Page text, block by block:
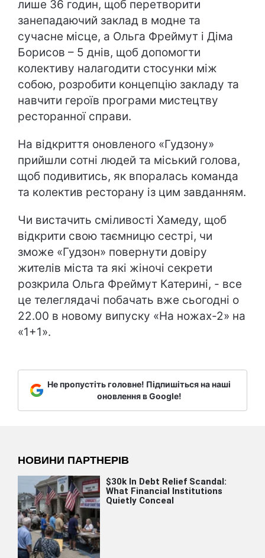
лише 36 годин, щоб перетворити
занепадаючий заклад в модне та
сучасне місце, а Ольга Фреймут і Діма
Борисов – 5 днів, щоб допомогти
колективу налагодити стосунки між
собою, розробити концепцію закладу та
навчити героїв програми мистецтву
ресторанної справи.
На відкриття оновленого «Гудзону»
прийшли сотні людей та міський голова,
щоб подивитись, як впоралась команда
та колектив ресторану із цим завданням.
Чи вистачить сміливості Хамеду, щоб
відкрити свою таємницю сестрі, чи
зможе «Гудзон» повернути довіру
жителів міста та які жіночі секрети
розкрила Ольга Фреймут Катерині, - все
це телеглядачі побачать вже сьогодні о
22.00 в новому випуску «На ножах-2» на
«1+1».
Не пропустіть головне! Підпишіться на наші
оновлення в Google!